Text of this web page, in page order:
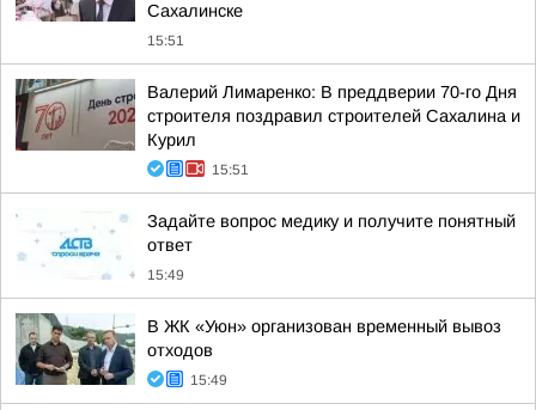
Сахалинске
15:51
Валерий Лимаренко: В преддверии 70-го Дня
строителя поздравил строителей Сахалина и
Курил
15:51
Задайте вопрос медику и получите понятный
ответ
15:49
В ЖК «Уюн» организован временный вывоз
отходов
15:49